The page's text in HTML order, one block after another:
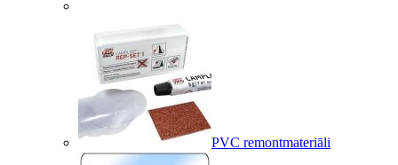
PVC remontmateriāli